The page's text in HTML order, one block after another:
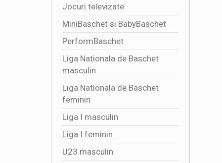
Jocuri televizate
MiniBaschet si BabyBaschet
PerformBaschet
Liga Nationala de Baschet
masculin
Liga Nationala de Baschet
feminin
Liga I masculin
Liga I feminin
U23 masculin